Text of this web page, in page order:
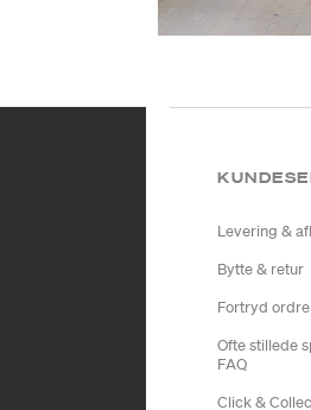
Levering &
Bytte & retur
Fortryd ordre
Ofte stillede
FAQ
Click &